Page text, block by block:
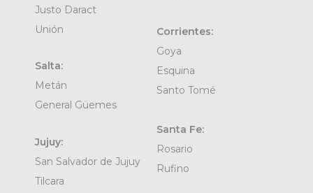
Justo Daract
Unión
Salta:
Metán
General Güemes
Jujuy:
San Salvador de Jujuy
Tilcara
Corrientes:
Goya
Esquina
Santo Tomé
Santa Fe:
Rosario
Rufino